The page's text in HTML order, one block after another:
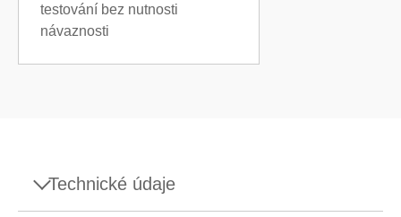
testování bez nutnosti
návaznosti
Technické údaje